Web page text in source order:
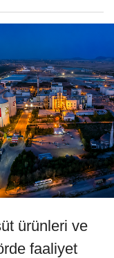
ürünleri ve
faaliyet